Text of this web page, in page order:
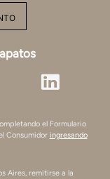
el Formulario
Consumidor ingresando
Aires, remitirse a la